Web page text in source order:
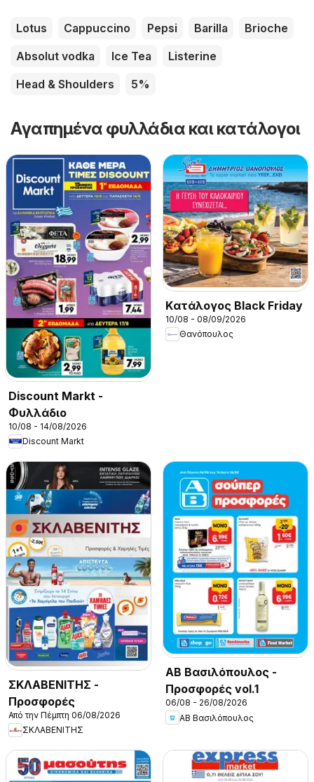
Lotus Cappuccino Pepsi Barilla
Brioche
Absolut vodka
Ice Tea
Listerine
Head & Shoulders
5%
Αγαπημένα φυλλάδια και κατάλογοι
Discount Markt -
Φυλλάδιο
10/08 - 14/08/2026
Discount Markt
Kατάλογος Black Friday
10/08 - 08/09/2026
Θανόπουλος
ΣΚΛΑΒΕΝΙΤΗΣ -
Προσφορές
Από την Πέμπτη 06/08/2026
ΣΚΛΑΒΕΝΙΤΗΣ
ΑΒ Βασιλόπουλος -
Προσφορές vol.1
06/08 - 26/08/2026
ΑΒ Βασιλόπουλος